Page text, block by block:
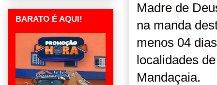
Madre de
na manda
menos 04
localidades
Mandaçaia.
BARATO É AQUI!